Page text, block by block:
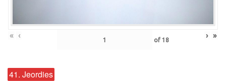
« ‹ of 18 › »
41. Jeordies